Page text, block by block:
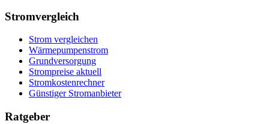
Stromvergleich
Strom vergleichen
Wärmepumpenstrom
Grundversorgung
Strompreise aktuell
Stromkostenrechner
Günstiger Stromanbieter
Ratgeber